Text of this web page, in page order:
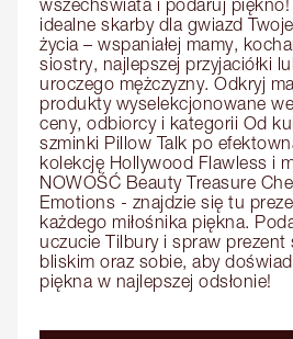
wszechświata i podaruj piękno!
idealne skarby dla gwiazd
życia – wspaniałej mamy,
siostry, najlepszej przyjaciółki
uroczego mężczyzny. Odkryj
produkty wyselekcjonowane
ceny, odbiorcy i kategorii Od
szminki Pillow Talk po
kolekcję Hollywood Flawless i
NOWOŚĆ Beauty Treasure
Emotions - znajdzie się tu
każdego miłośnika piękna.
uczucie Tilbury i spraw prezent
bliskim oraz sobie, aby
piękna w najlepszej odsłonie!